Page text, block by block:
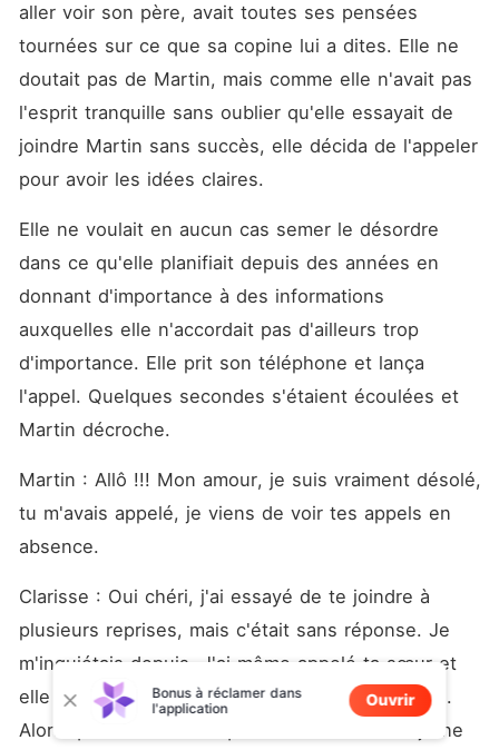
aller voir son père, avait toutes ses pensées
tournées sur ce que sa copine lui a dites. Elle ne
doutait pas de Martin, mais comme elle n'avait pas
l'esprit tranquille sans oublier qu'elle essayait de
joindre Martin sans succès, elle décida de l'appeler
pour avoir les idées claires.
Elle ne voulait en aucun cas semer le désordre
dans ce qu'elle planifiait depuis des années en
donnant d'importance à des informations
auxquelles elle n'accordait pas d'ailleurs trop
d'importance. Elle prit son téléphone et lança
l'appel. Quelques secondes s'étaient écoulées et
Martin décroche.
Martin : Allô !!! Mon amour, je suis vraiment désolé,
tu m'avais appelé, je viens de voir tes appels en
absence.
Clarisse : Oui chéri, j'ai essayé de te joindre à
plusieurs reprises, mais c'était sans réponse. Je
m'inquiétais depuis. J'ai même appelé ta sœur et
elle m'a dit que tu n'es pas à la maison familiale.
Alors que c'est là-bas que tu devrais être si je ne
Bonus à réclamer dans
l'application
Ouvrir